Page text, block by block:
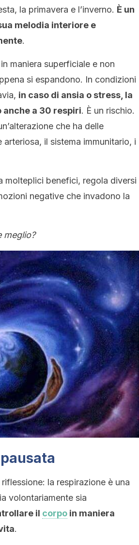
la primavera e l’inverno. È un
melodia interiore e
.
maniera superficiale e non
si espandono. In condizioni
in caso di ansia o stress, la
a 30 respiri. È un rischio.
che ha delle
il sistema immunitario, i
molteplici benefici, regola diversi
negative che invadono la
meglio?
la respirazione è una
volontariamente sia
il corpo in maniera
.